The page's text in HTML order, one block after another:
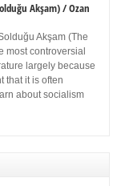
Akşam) / Ozan
Akşam (The
most controversial
largely because
that it is often
about socialism